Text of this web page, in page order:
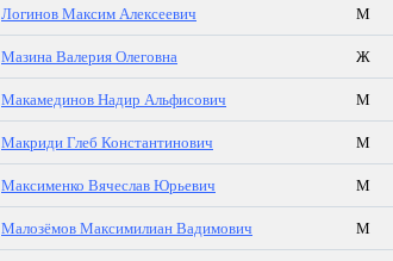
Логинов Максим Алексеевич М
Мазина Валерия Олеговна Ж
Макамединов Надир Альфисович М
Макриди Глеб Константинович М
Максименко Вячеслав Юрьевич М
Малозёмов Максимилиан Вадимович М